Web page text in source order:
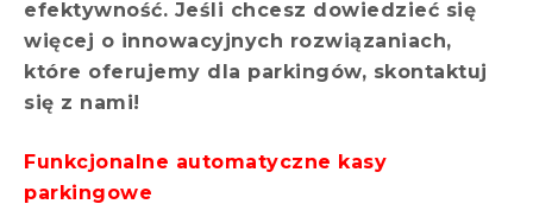
efektywność. Jeśli chcesz dowiedzieć się
więcej o innowacyjnych rozwiązaniach,
które oferujemy dla parkingów, skontaktuj
się z nami!
Funkcjonalne automatyczne kasy
parkingowe